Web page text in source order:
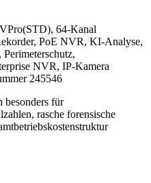
64-Kanal
PoE NVR, KI-Analyse,
NVR, IP-Kamera
245546
besonders für
rasche forensische